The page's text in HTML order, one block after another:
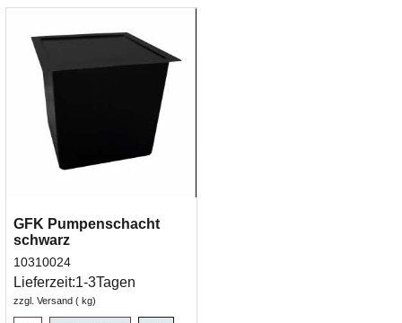
GFK Pumpenschacht
schwarz
zzgl. Versand kg
10310024
Lieferzeit:1-3Tagen